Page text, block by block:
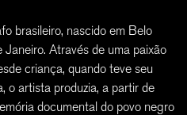
brasileiro, nascido em Belo
Através de uma paixão
criança, quando teve seu
o artista produzia, a partir de
documental do povo negro